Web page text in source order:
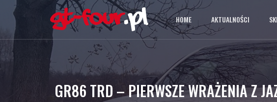
HOME AKTUALNOŚCI
GR86 TRD – PIERWSZE WRAŻENIA Z